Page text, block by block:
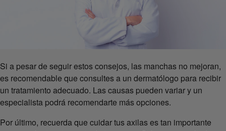
Si a pesar de seguir estos consejos, las manchas no mejoran,
es recomendable que consultes a un dermatólogo para recibir
un tratamiento adecuado. Las causas pueden variar y un
especialista podrá recomendarte más opciones.
Por último, recuerda que cuidar tus axilas es tan importante